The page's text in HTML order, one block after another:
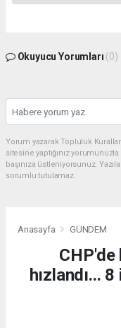
Okuyucu Yorumları (0)
Yorum yazarak Topluluk
sitesine yaptığınız
başınıza üstleniyorsunuz.
sorumlu tutulamaz.
Anasayfa GÜNDEM
CHP'de
hızlandı...